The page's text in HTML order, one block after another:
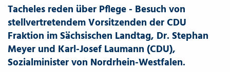
Tacheles reden über Pflege - Besuch von
stellvertretendem Vorsitzenden der CDU
Fraktion im Sächsischen Landtag, Dr. Stephan
Meyer und Karl-Josef Laumann (CDU),
Sozialminister von Nordrhein-Westfalen.